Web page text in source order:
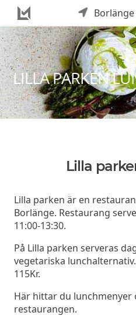
Borlänge
LILLA PARKEN
Lilla
Lilla parken är en
Borlänge. Restaurang
11:00-13:30.
På Lilla parken serveras
vegetariska
115Kr.
Här hittar du
restaurangen.